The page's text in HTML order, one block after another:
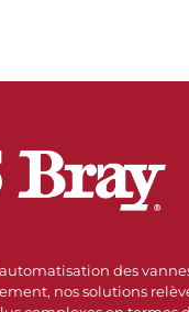
des
nos solutions